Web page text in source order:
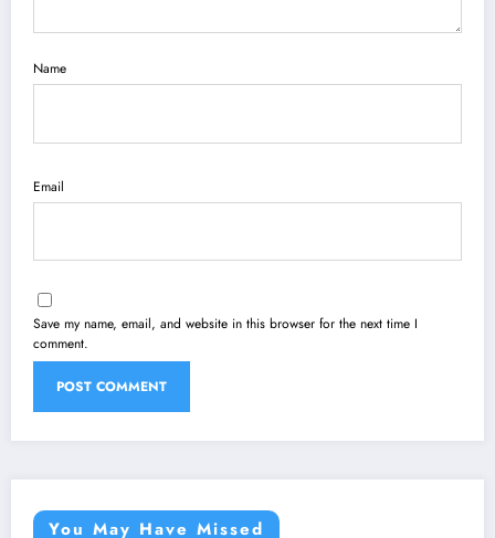
Name
Email
Save my name, email, and website in this browser for the next time I
comment.
You May Have Missed